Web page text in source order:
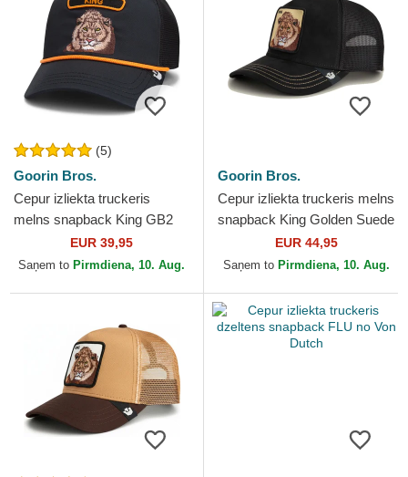
(5)
Goorin Bros.
Cepur izliekta truckeris
melns snapback King GB2
Lion The Rocker The Farm
no Goorin Bros.
EUR 39,95
Saņem to Pirmdiena, 10. Aug.
Goorin Bros.
Cepur izliekta truckeris melns
snapback King Golden Suede
The Farm no Goorin Bros.
EUR 44,95
Saņem to Pirmdiena, 10. Aug.